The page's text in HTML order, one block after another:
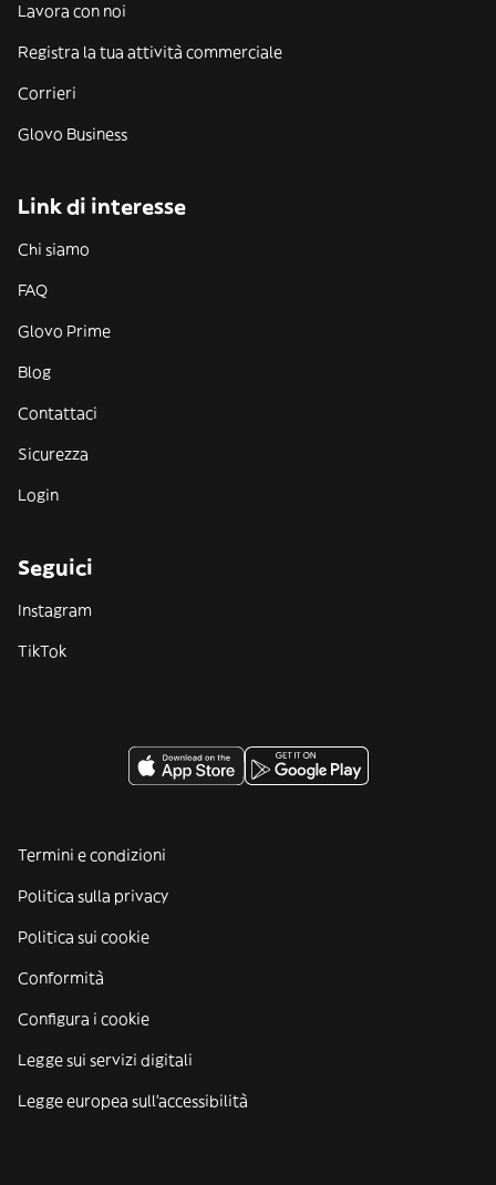
Lavora con noi
Registra la tua attività commerciale
Corrieri
Glovo Business
Link di interesse
Chi siamo
FAQ
Glovo Prime
Blog
Contattaci
Sicurezza
Login
Seguici
Instagram
TikTok
Termini e condizioni
Politica sulla privacy
Politica sui cookie
Conformità
Configura i cookie
Legge sui servizi digitali
Legge europea sull'accessibilità